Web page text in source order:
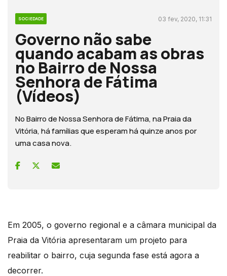
SOCIEDADE 03 fev, 2020, 11:31
Governo não sabe
quando acabam as obras
no Bairro de Nossa
Senhora de Fátima
(Vídeos)
No Bairro de Nossa Senhora de Fátima, na Praia da
Vitória, há famílias que esperam há quinze anos por
uma casa nova.
Em 2005, o governo regional e a câmara municipal da
Praia da Vitória apresentaram um projeto para
reabilitar o bairro, cuja segunda fase está agora a
decorrer.